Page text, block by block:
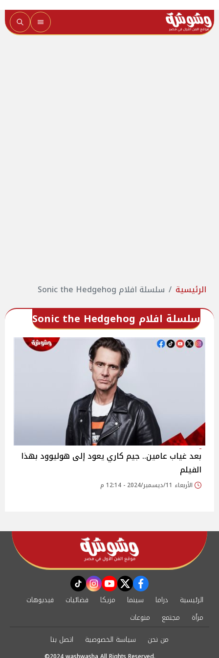
الرئيسية سلسلة افلام Sonic the Hedgehog
سلسلة افلام Sonic the Hedgehog
بعد غياب عامين.. جيم كاري يعود إلى هوليوود بهذا
الفيلم
الأربعاء 11/ديسمبر/2024 - 12:14 م
facebook
twitter
youtube
instagram
tiktok
الرئيسية دراما سينما مزيكا فضائيات
فيديوهات
مرأة
مجتمع
منوعات
من نحن
سياسة الخصوصية اتصل بنا